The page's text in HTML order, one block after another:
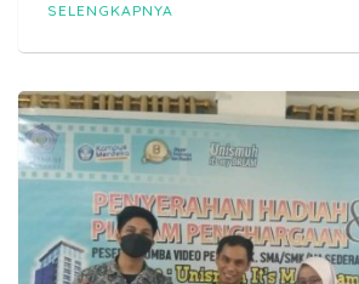
SELENGKAPNYA